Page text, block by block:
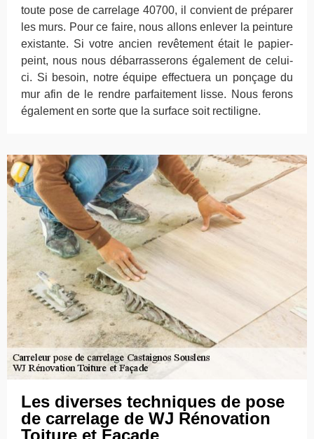
toute pose de carrelage 40700, il convient de préparer
les murs. Pour ce faire, nous allons enlever la peinture
existante. Si votre ancien revêtement était le papier-
peint, nous nous débarrasserons également de celui-
ci. Si besoin, notre équipe effectuera un ponçage du
mur afin de le rendre parfaitement lisse. Nous ferons
également en sorte que la surface soit rectiligne.
Les diverses techniques de pose
de carrelage de WJ Rénovation
Toiture et Façade